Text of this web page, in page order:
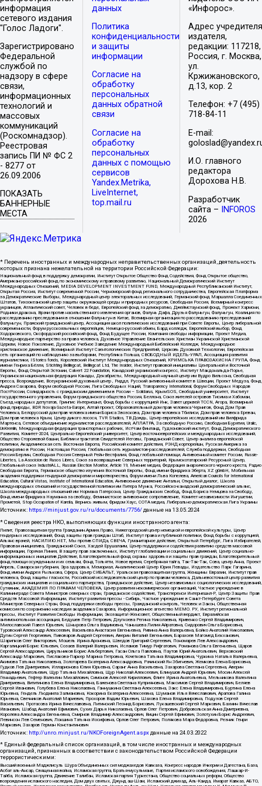
информация
сетевого издания
"Голос Ладоги".
Зарегистрировано
Федеральной
службой по
надзору в сфере
связи,
информационных
технологий и
массовых
коммуникаций
(Роскомнадзор).
Реестровая
запись ПИ № ФС 2
- 8277 от
26.09.2006
ПОКАЗАТЬ
БАННЕРНЫЕ
МЕСТА
данных
Политика
конфиденциальности
и защиты
информации
Согласие на
обработку
персональных
данных обратной
связи
Согласие на
обработку
персональных
данных с помощью
сервисов
Yandex.Metrika,
LiveInternet,
top.mail.ru
«Инфорос».
Адрес
издателя,
редакции: 117218,
Россия, г. Москва,
ул.
Кржижановского,
д.13, кор. 2
Телефон: +7 (495)
718-84-11
E-mail:
И.О. главного
редактора
Дорохова Н.В.
Разработчик
сайта –
INFOROS
2026
* Перечень иностранных и международных неправительственных организаций, деятельность
которых признана нежелательной на территории Российской Федерации:
Национальный фонд в поддержку демократии, Институт Открытое Общество Фонд Содействия, Фонд Открытое общество,
Американо-российский фонд по экономическому и правовому развитию, Национальный Демократический Институт
Международных Отношений, MEDIA DEVELOPMENT INVESTMENT FUND, Международный Республиканский Институт,
Открытая Россия, Институт современной России, Черноморский фонд регионального сотрудничества, Европейская Платформа
за Демократические Выборы, Международный центр электоральных исследований, Германский фонд Маршалла Соединенных
Штатов, Тихоокеанский центр защиты окружающей среды и природных ресурсов, Свободная Россия, Всемирный конгресс
украинцев, Атлантический совет, Человек в беде, Европейский фонд за демократию, Джеймстаунский фонд, Прожект Хармони,
Родники дракона, Врачи против насильственного извлечения органов, Фалунь Дафа, Друзья Фалуньгун, Фалуньгун, Коалиция по
расследованию преследования в отношении Фалуньгун в Китае, Всемирная организация по расследованию преследований
Фалуньгун, Пражский гражданский центр, Ассоциация школ политических исследований при Совете Европы, Центр либеральной
современности, Форум русскоязычных европейцев, Немецко-русский обмен, Бард колледж, Европейский выбор, Фонд
Ходорковского, Оксфордский российский фонд, Фонд Будущее России, Компания свободы информации, Проект Медиа,
Международное партнерство за права человека, Духовное Управление Евангельских Христиан Украинской Христианской
Церкви, Новое Поколение, Духовное Учебное Заведение Международный Библейский Колледж, Международное
христианское движение, Всемирный Институт Саентологических Предприятий, Церковь Духовной Технологии, Европейская
сеть организаций по наблюдению за выборами, Республика Польша, СВОБОДНЫЙ ИДЕЛЬ-УРАЛ, Ассоциация развития
журналистики, IStories fonds, Королевский Институт Международных Отношений, КРИМСЬКА ПРАВОЗАХИСНА ГРУПА, Фонд
имени Генриха Бёлля, Stichting Bellingcat, Bellingcat Ltd, The Insider, Институт правовой инициативы Центральной и Восточной
Европы, Фонд Открытой Эстонии, Calvert 22 Foundation, Канадский украинский конгресс, Институт Макдональда-Лорье,
Украинская национальная федерация Канады, Декабристы, Международный научный центр им Вудро Вильсона, Свободная
пресса, Возрождение, Всеукраинский духовный центр , Риддл, Русский антивоенный комитет в Швеции, Проект Медуза, Фонд
Андрея Сахарова, Форум свободной России, Лига Свободных Наций, Transparеncy International, Форум Свободных Народов
ПостРоссии, Солидарность с гражданским движением в России – Solidarus, КрымSOS, Свободный университет, Институт
государственного управления, Форум гражданского общества Россия, Беллона, Союз жителей островов Тисима и Хабомаи,
Съезд народных депутатов, Гринпис Интернешнл, Фонд борьбы с коррупцией Инк, Завет церквей TCCN, Агора, Всемирный
фонд природы, BDR Novaja Gazeta-Europe, Алтай проект, Образовательный дом прав человека Чернигов, Фонд Дом Прав
Человека, Белорусский дом прав человека имени Бориса Звозскова, Дом прав человека Тбилиси, Дом прав человека Ереван,
Дом прав человека Крым, Центр дикого лосося, TVR Studios, ТВ Дождь, Центр европейских исследований им Вилфрида
Мартенса, Сетевое объединение журналистов расследователей, АЛЛАТРА, За свободную Россию, Свободная Бурятия, Uralic,
UnKremlin, Международная федерация транспортных рабочих, ИстЧам Финланд, Гудзоновский институт, Фонд Демократического
Развития, Комитет-2024, Центрально-Европейский университет, Центр восточноевропейских и международных исследований,
Общество Сторожевой башни, Библии и трактатов Свидетелей Иеговы, Гражданский Совет, Центр анализа европейской
политики, Академическая сеть Восточная Европа, Российский комитет действия, РЭНД корпорейшн, Русская Америка за
демократию в России, Настоящая Россия, Глобальная сеть журналистов-расследователей, Служба поддержки, Свободная
Россия Берлин, Свободная Россия Северный Рейн-Вестфалия, Фонд глобальной помощи, Антивоенный комитет России, Russie-
Libertes, La Asocicion de Rusos Libres, Союз за возвращение Северных территорий, Крымскотатарский Ресурсный Центр,
Глобальный союз IndustriALL, Russian Election Monitor, Article 19, Мнение медиа, Федерация анархического черного креста, Радио
Свободная Европа, Германское общество изучения Восточной Европы, Фонд имени Фридриха Эберта, XZ gGmbH, Мобильная
академия поддержки гендерной демократии и миротворчества, Форум имени Льва Копелева, American Councils for International
Education, Cultural Vistas, Institute of International Education, Антивоенное движение Антальи, Открытый диалог, Школа
международных отношений и государственной политики им Питера Мунка, Российско-канадский демократический альянс,
Школа международных отношений им Нормана Патерсона, Центр Гражданских Свобод, Фонд Бориса Немцова за Свободу,
Фонд имени Фридриха Науманна за свободу, Феминистское антивоенное сопротивление, Комитет независимости Ингушетии,
Прометей, Stop Occupation of Karelia, Вернись живым, Фридом Хаус, СОТА медиа, Либерально-демократическая Лига Украины
Источник: https://minjust.gov.ru/ru/documents/7756/данные на 13.05.2024
* Сведения реестра НКО, выполняющих функции иностранного агента:
Лилит, Правозащитная группа Гражданин.Армия.Право, Нижегородский центр немецкой и европейской культуры, Центр
гендерных исследований, Фонд защиты прав граждан Штаб, Институт права и публичной политики, Фонд борьбы с коррупцией,
Альянс врачей, НАСИЛИЮ.НЕТ, Мы против СПИДа, СВЕЧА, Гуманитарное действие, Открытый Петербург, Лига Избирателей,
Правовая инициатива, Гражданский Союз, Хасдей Ерушалаим, Центр поддержки и содействия развитию средств массовой
информации, Горячая Линия, В защиту прав заключенных, Институт глобализации и социальных движений, Центр социально-
информационных инициатив Действие, Благотворительный фонд охраны здоровья и защиты прав граждан, Благотворительный
фонд помощи осужденным и их семьям, Фонд Тольятти, Новое время, Серебряная тайга, Так-Так-Так, Сова, центр Анна, Проект
Апрель, Самарская губерния, Эра здоровья, Мемориал, Аналитический Центр Юрия Левады, Издательство Парк Гагарина,
Фонд имени Андрея Рылькова, Сфера, Центр СИБАЛЬТ, Уральская правозащитная группа, Женщины Евразии, Институт прав
человека, Фонд защиты гласности, Российский исследовательский центр по правам человека, Дальневосточный центр развития
гражданских инициатив и социального партнерства, Гражданское действие, Центр независимых социологических исследований,
Сутяжник, АКАДЕМИЯ ПО ПРАВАМ ЧЕЛОВЕКА, Центр развития некоммерческих организаций, Частное учреждение в
Калининграде Совета Министров северных стран, Гражданское содействие, Трансперенси Интернешнл-Р, Центр Защиты Прав
Средств Массовой Информации, Институт развития прессы - Сибирь, Частное учреждение в Санкт-Петербурге Совета
Министров Северных Стран, Фонд поддержки свободы прессы, Гражданский контроль, Человек и Закон, Общественная
комиссия по сохранению наследия академика Сахарова, Информационное агентство МЕМО. РУ, Институт региональной
прессы, Институт Развития Свободы Информации, Экозащита!-Женсовет, Общественный вердикт, Евразийская
антимонопольная ассоциация, Бедушев Петр Петрович, Дзугкоева Регина Николаевна, Кривенко Сергей Владимирович,
Милославский Павел Юрьевич, Шнырова Ольга Вадимовна, Чанышева Лилия Айратовна, Сидорович Ольга Борисовна,
Туровский Александр Алексеевич, Васильева Анастасия Евгеньевна, Ривина Анна Валерьевна, Бойко Анатолий Николаевич,
Дугин Сергей Георгиевич, Пивоваров Андрей Сергеевич, Аверин Виталий Евгеньевич, Барахоев Магомед Бекханович,
Шарипков Олег Викторович, Мошель Ирина Ароновна, Шведов Григорий Сергеевич, Пономарев Лев Александрович,
Каргалицкий Борис Юльевич, Созаев Валерий Валерьевич, Исламов Тимур Рифгатович, Романова Ольга Евгеньевна, Щаров
Сергей Алексадрович, Цирульников Борис Альбертович, Гасан Ольга Павловна, Паутов Юрий Анатольевич, Верховский
Александр Маркович, Пислакова-Паркер Марина Петровна, Кочеткова Татьяна Владимировна, Чуркина Наталья Валерьевна,
Акимова Татьяна Николаевна, Золотарева Екатерина Александровна, Рачинский Ян Збигневич, Жемкова Елена Борисовна,
Гудков Лев Дмитриевич, Илларионова Юлия Юрьевна, Саранг Анна Васильевна, Захарова Светлана Сергеевна, Аверин
Владимир Анатольевич, Щур Татьяна Михайловна, Щур Николай Алексеевич, Блинушов Андрей Юрьевич, Мосин Алексей
Геннадьевич, Гефтер Валентин Михайлович, Симонов Алексей Кириллович, Флиге Ирина Анатольевна, Мельникова Валентина
Дмитриевна, Вититинова Елена Владимировна, Баженова Светлана Куприяновна, Максимов Сергей Владимирович, Беляев
Сергей Иванович, Голубева Елена Николаевна, Ганнушкина Светлана Алексеевна, Закс Елена Владимировна, Буртина Елена
Юрьевна, Гендель Людмила Залмановна, Кокорина Екатерина Алексеевна, Шуманов Илья Вячеславович, Арапова Галина
Юрьевна, Свечников Анатолий Мариевич, Прохоров Вадим Юрьевич, Шахова Елена Владимировна, Подузов Сергей
Васильевич, Протасова Ирина Вячеславовна, Литинский Леонид Борисович, Лукашевский Сергей Маркович, Бахмин Вячеслав
Иванович, Шабад Анатолий Ефимович, Сухих Дарья Николаевна, Орлов Олег Петрович, Добровольская Анна Дмитриевна,
Королева Александра Евгеньевна, Смирнов Владимир Александрович, Вицин Сергей Ефимович, Золотухин Борис Андреевич,
Левинсон Лев Семенович, Локшина Татьяна Иосифовна, Орлов Олег Петрович, Полякова Мара Федоровна, Резник Генри
Маркович, Захаров Герман Константинович
Источник: http://unro.minjust.ru/NKOForeignAgent.aspxданные на 24.03.2022
* Единый федеральный список организаций, в том числе иностранных и международных
организаций, признанных в соответствии с законодательством Российской Федерации
террористическими:
Высший военный Маджлисуль Шура Объединенных сил моджахедов Кавказа, Конгресс народов Ичкерии и Дагестана, База,
Асбат аль-Ансар, Священная война, Исламская группа, Братья-мусульмане, Партия исламского освобождения, Лашкар-И-
Тайба, Исламская группа, Движение Талибан, Исламская партия Туркестана, Общество социальных реформ, Общество
возрождения исламского наследия, Дом двух святых, Джунд аш-Шам, Исламский джихад, Аль-Каида, Имарат Кавказ, АБТО,